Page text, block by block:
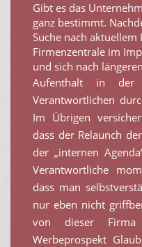
Gibt es das
ganz bestimmt.
Suche nach
Firmenzentrale im
und sich nach längeren
Aufenthalt in der
Verantwortlichen
Im Übrigen
dass der Relaunch
der „internen
Verantwortliche
dass man
nur eben nicht
von dieser
Werbeprospekt